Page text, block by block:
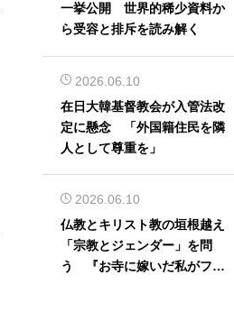
一挙公開 世界的稀少資料か
ら受容と排斥を読み解く
2026.06.10
在日大韓基督教会が入管法改
定に懸念 「外国籍住民を隣
人として尊重を」
2026.06.10
仏教とキリスト教の垣根越え
「宗教とジェンダー」を問
う 『お寺に嫁いだ私がフェ